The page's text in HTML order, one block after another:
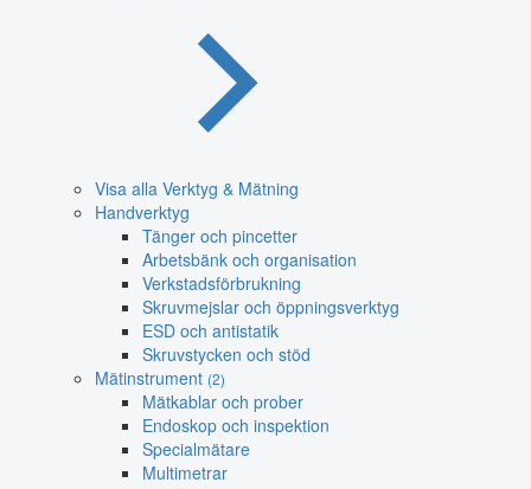
Visa alla Verktyg & Mätning
Handverktyg
Tänger och pincetter
Arbetsbänk och organisation
Verkstadsförbrukning
Skruvmejslar och öppningsverktyg
ESD och antistatik
Skruvstycken och stöd
Mätinstrument (2)
Mätkablar och prober
Endoskop och inspektion
Specialmätare
Multimetrar